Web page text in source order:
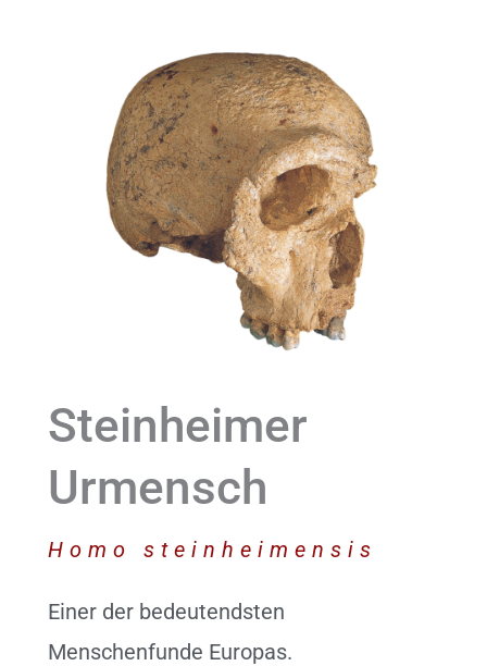
Steinheimer
Urmensch
Homo steinheimensis
Einer der bedeutendsten
Menschenfunde Europas.